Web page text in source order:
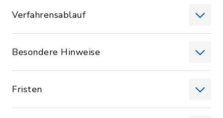
Verfahrensablauf
Besondere Hinweise
Fristen